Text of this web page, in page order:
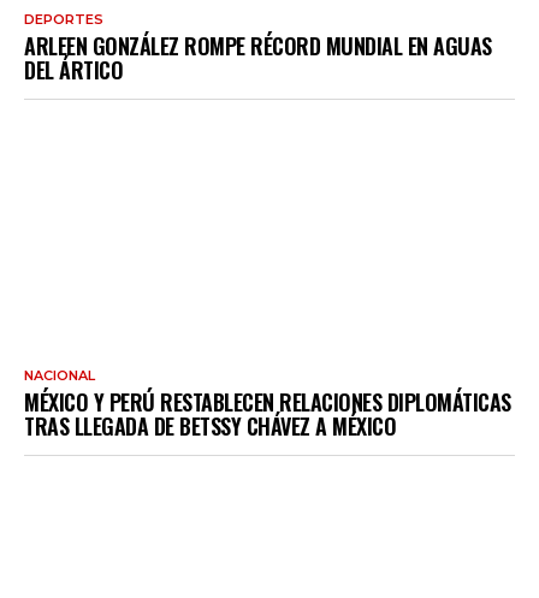
DEPORTES
ARLEEN GONZÁLEZ ROMPE RÉCORD MUNDIAL EN AGUAS
DEL ÁRTICO
NACIONAL
MÉXICO Y PERÚ RESTABLECEN RELACIONES DIPLOMÁTICAS
TRAS LLEGADA DE BETSSY CHÁVEZ A MÉXICO